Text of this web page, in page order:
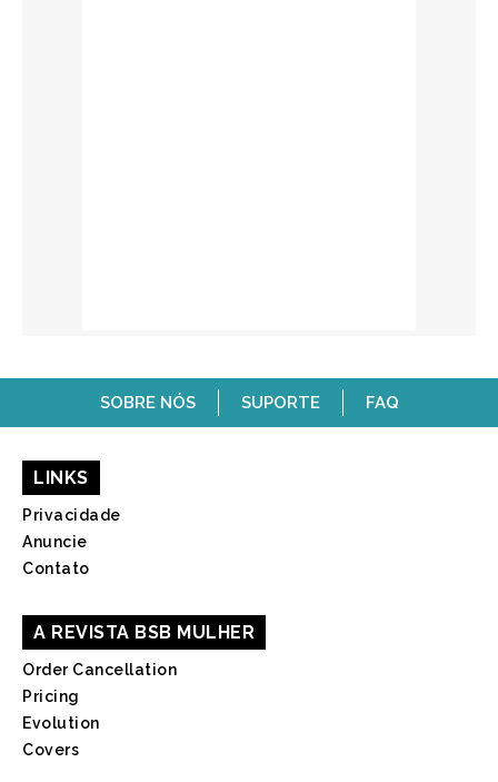
SOBRE NÓS SUPORTE FAQ
LINKS
Privacidade
Anuncie
Contato
A REVISTA BSB MULHER
Order Cancellation
Pricing
Evolution
Covers